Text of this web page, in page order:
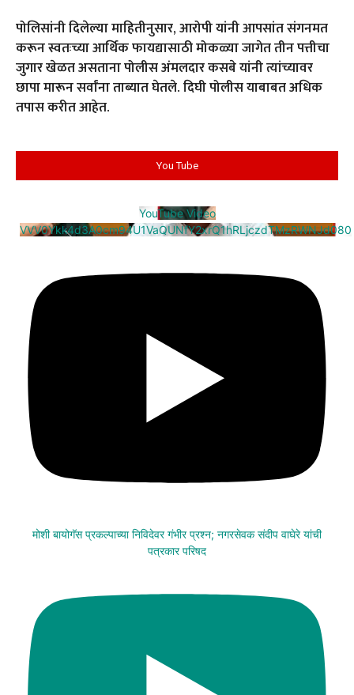
पोलिसांनी दिलेल्या माहितीनुसार, आरोपी यांनी आपसांत संगनमत
करून स्वतःच्या आर्थिक फायद्यासाठी मोकळ्या जागेत तीन पत्तीचा
जुगार खेळत असताना पोलीस अंमलदार कसबे यांनी त्यांच्यावर
छापा मारून सर्वांना ताब्यात घेतले. दिघी पोलीस याबाबत अधिक
तपास करीत आहेत.
You Tube
YouTube Video
VVV0Ykk4d3A0cm94U1VaQUNfY2xrQ1hRLjczdTMzRWNJd080
मोशी बायोगॅस प्रकल्पाच्या निविदेवर गंभीर प्रश्न; नगरसेवक संदीप वाघेरे यांची
पत्रकार परिषद